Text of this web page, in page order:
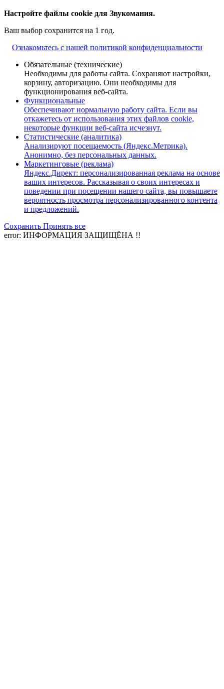
Настройте файлы cookie для Звукомания.
Ваш выбор сохранится на 1 год.
Ознакомьтесь с нашей политикой конфиденциальности
Обязательные (технические)
Необходимы для работы сайта. Сохраняют настройки,
корзину, авторизацию. Они необходимы для
функционирования веб-сайта.
Функциональные
Обеспечивают нормальную работу сайта. Если вы
откажетесь от использования этих файлов cookie,
некоторые функции веб-сайта исчезнут.
Статистические (аналитика)
Анализируют посещаемость (Яндекс.Метрика).
Анонимно, без персональных данных.
Маркетинговые (реклама)
Яндекс.Директ: персонализированная реклама на основе
ваших интересов. Рассказывая о своих интересах и
поведении при посещении нашего сайта, вы повышаете
вероятность просмотра персонализированного контента
и предложений.
Сохранить Принять все
error: ИНФОРМАЦИЯ ЗАЩИЩЁНА !!